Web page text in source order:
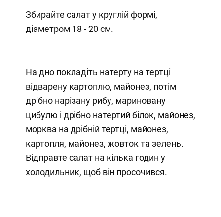
Збирайте салат у круглій формі,
діаметром 18 - 20 см.
На дно покладіть натерту на тертці
відварену картоплю, майонез, потім
дрібно нарізану рибу, мариновану
цибулю і дрібно натертий білок, майонез,
морква на дрібній тертці, майонез,
картопля, майонез, жовток та зелень.
Відправте салат на кілька годин у
холодильник, щоб він просочився.